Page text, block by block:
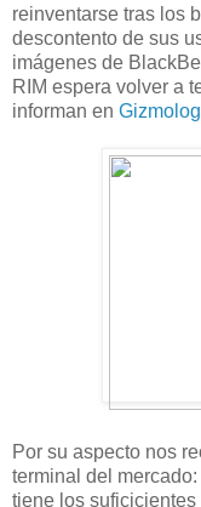
reinventarse tras los
descontento de sus
imágenes de
RIM espera volver a
informan en
Por su aspecto nos
terminal del
tiene los